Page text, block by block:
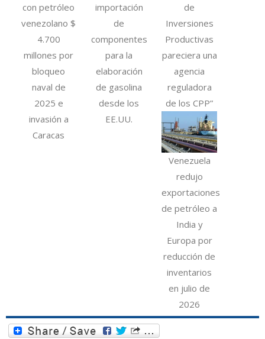
con petróleo
venezolano $
4.700
millones por
bloqueo
naval de
2025 e
invasión a
Caracas
importación
de
componentes
para la
elaboración
de gasolina
desde los
EE.UU.
de
Inversiones
Productivas
pareciera una
agencia
reguladora
de los CPP”
Venezuela
redujo
exportaciones
de petróleo a
India y
Europa por
reducción de
inventarios
en julio de
2026